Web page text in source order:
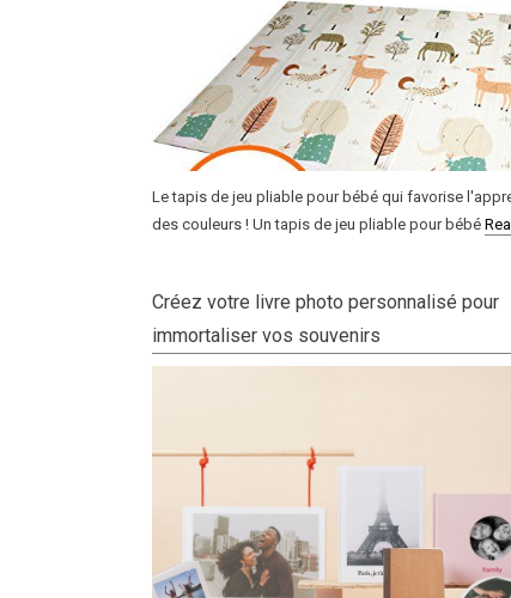
Le tapis de jeu pliable pour bébé qui favorise
des couleurs ! Un tapis de jeu pliable pour bébé
Créez votre livre photo personnalisé pour
immortaliser vos souvenirs